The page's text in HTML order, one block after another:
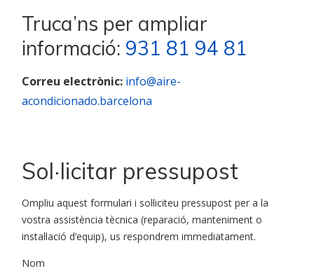
Truca’ns per ampliar
informació: 931 81 94 81
Correu electrònic: info@aire-
acondicionado.barcelona
Sol·licitar pressupost
Ompliu aquest formulari i sol·liciteu pressupost per a la
vostra assistència tècnica (reparació, manteniment o
instal·lació d’equip), us respondrem immediatament.
Nom